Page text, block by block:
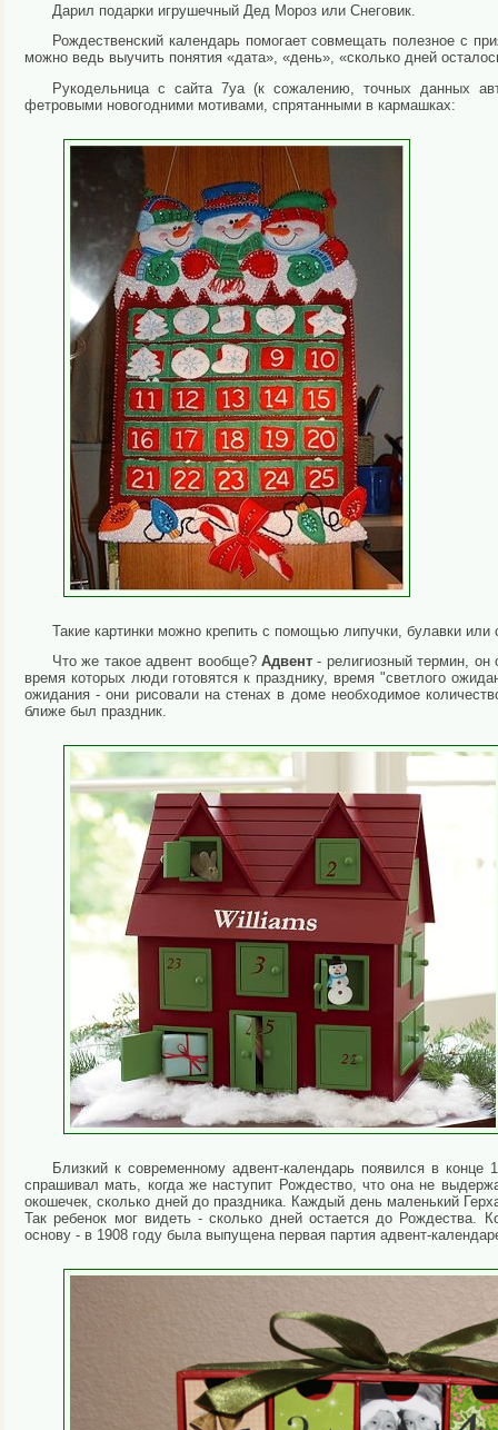
Дарил подарки игрушечный Дед Мороз или Снеговик.
Рождественский календарь помогает совмещать полезное с
можно ведь выучить понятия «дата», «день», «сколько дней
Рукодельница с сайта 7ya (к сожалению, точных данных
фетровыми новогодними мотивами, спрятанными в кармашках:
Такие картинки можно крепить с помощью липучки, булавки или
Что же такое адвент вообще? Адвент - религиозный термин, он
время которых люди готовятся к празднику, время "светлого
ожидания - они рисовали на стенах в доме необходимое
ближе был праздник.
Близкий к современному адвент-календарь появился в
спрашивал мать, когда же наступит Рождество, что она не
окошечек, сколько дней до праздника. Каждый день маленький
Так ребенок мог видеть - сколько дней остается до Рождества.
основу - в 1908 году была выпущена первая партия адвент-